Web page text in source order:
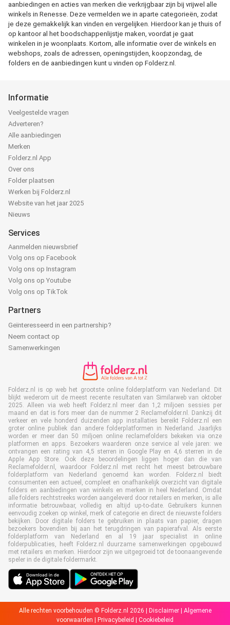
aanbiedingen en acties van merken die verkrijgbaar zijn bij vrijwel alle
winkels in Renesse. Deze vermelden we in aparte categorieën, zodat
je deze gemakkelijk kan vinden en vergelijken. Hierdoor kan je thuis of
op kantoor al het boodschappenlijstje maken, voordat je gaat
winkelen in je woonplaats. Kortom, alle informatie over de winkels en
webshops, zoals de adressen, openingstijden, koopzondag, de
folders en de aanbiedingen kunt u vinden op Folderz.nl.
Informatie
Veelgestelde vragen
Adverteren?
Alle aanbiedingen
Merken
Folderz.nl App
Over ons
Folder plaatsen
Werken bij Folderz.nl
Website van het jaar 2025
Nieuws
Services
Aanmelden nieuwsbrief
Volg ons op Facebook
Volg ons op Instagram
Volg ons op Youtube
Volg ons op TikTok
Partners
Geïnteresseerd in een partnership?
Neem contact op
Samenwerkingen
Folderz.nl is op web het grootste online folderplatform van Nederland. Dit
blijkt wederom uit de meest recente resultaten van Similarweb van oktober
2025. Alleen via web heeft Folderz.nl meer dan 1,2 miljoen sessies per
maand en dat is fors meer dan de nummer 2 Reclamefolder.nl. Dankzij dit
verkeer en vele honderd duizenden app installaties bereikt Folderz.nl een
groter online publiek dan andere folderplatformen in Nederland. Jaarlijks
worden er meer dan 50 miljoen online reclamefolders bekeken via onze
platformen en apps. Bezoekers waarderen onze service al vele jaren: we
ontvangen een rating van 4,5 sterren in Google Play en 4,6 sterren in de
Apple App Store. Ook deze beoordelingen liggen hoger dan die van
Reclamefolder.nl, waardoor Folderz.nl met recht het meest betrouwbare
folderplatform van Nederland genoemd kan worden. Folderz.nl biedt
consumenten een actueel, compleet en onafhankelijk overzicht van digitale
folders en aanbiedingen van winkels en merken in heel Nederland. Omdat
alle folders rechtstreeks worden aangeleverd door retailers en merken, is alle
informatie betrouwbaar, volledig en altijd up-to-date. Gebruikers kunnen
eenvoudig zoeken op winkel, merk of categorie en direct de nieuwste folders
bekijken. Door digitale folders te gebruiken in plaats van papier, dragen
bezoekers bovendien bij aan het terugdringen van papierafval. Als eerste
folderplatform van Nederland en al 19 jaar specialist in online
folderpublicaties, heeft Folderz.nl duurzame samenwerkingen opgebouwd
met retailers en merken. Hierdoor zijn we uitgegroeid tot de toonaangevende
speler in de digitale foldermarkt.
Alle rechten voorbehouden © Folderz.nl 2026 | Disclaimer| Algemene
voorwaarden
Privacybeleid Cookiebeleid